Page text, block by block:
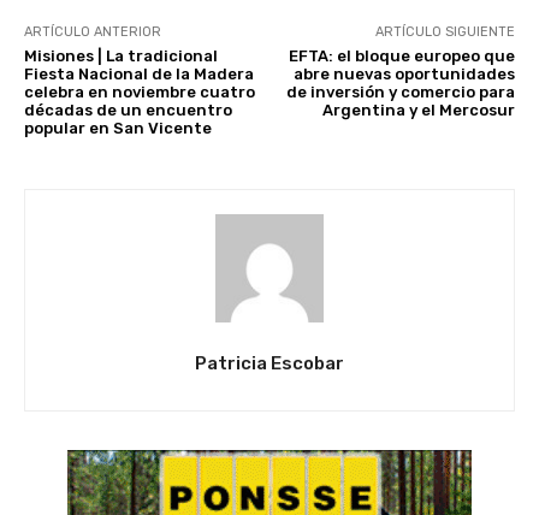
ARTÍCULO ANTERIOR
Misiones | La tradicional
Fiesta Nacional de la Madera
celebra en noviembre cuatro
décadas de un encuentro
popular en San Vicente
ARTÍCULO SIGUIENTE
EFTA: el bloque europeo que
abre nuevas oportunidades
de inversión y comercio para
Argentina y el Mercosur
Patricia Escobar